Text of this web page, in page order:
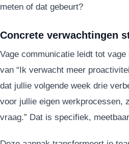
meten of dat gebeurt?
Concrete verwachtingen
Vage communicatie leidt tot
van “Ik verwacht meer
dat jullie volgende week drie
voor jullie eigen werkprocessen,
vraag.” Dat is specifiek,